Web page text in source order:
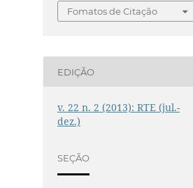
Fomatos de Citação
EDIÇÃO
v. 22 n. 2 (2013): RTE (jul.-
dez.)
SEÇÃO